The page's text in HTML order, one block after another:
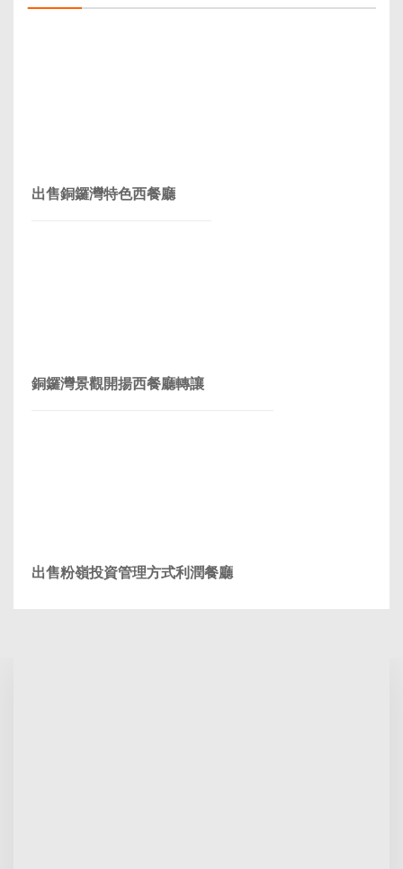
出售銅鑼灣特色西餐廳
銅鑼灣景觀開揚西餐廳轉讓
出售粉嶺投資管理方式利潤餐廳